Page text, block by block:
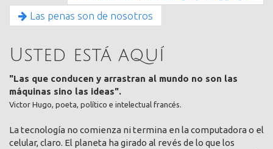
Las penas son de nosotros
Usted está aquí
"Las que conducen y arrastran al mundo no son las
máquinas sino las ideas".
Victor Hugo, poeta, político e intelectual francés.
La tecnología no comienza ni termina en la computadora o el
celular, claro. El planeta ha girado al revés de lo que los